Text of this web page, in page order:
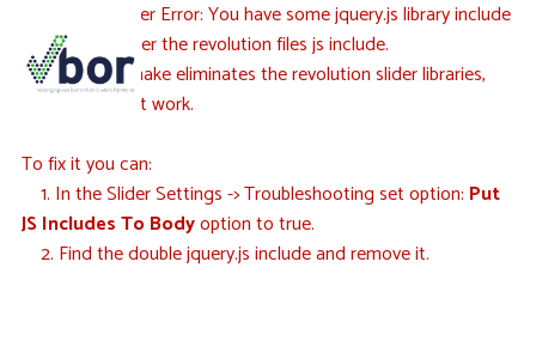
Revolution Slider Error: You have some jquery.js library include
that comes after the revolution files js include.
This includes make eliminates the revolution slider libraries,
and make it not work.
To fix it you can:
1. In the Slider Settings -> Troubleshooting set option: Put
JS Includes To Bodyoption to true.
2. Find the double jquery.js include and remove it.